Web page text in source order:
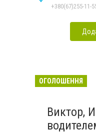
+380(67)255-11-
ОГОЛОШЕННЯ
Виктор,